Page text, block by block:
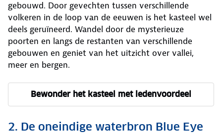
gebouwd. Door gevechten tussen verschillende
volkeren in de loop van de eeuwen is het kasteel wel
deels geruïneerd. Wandel door de mysterieuze
poorten en langs de restanten van verschillende
gebouwen en geniet van het uitzicht over vallei,
meer en bergen.
Bewonder het kasteel met ledenvoordeel
2. De oneindige waterbron Blue Eye